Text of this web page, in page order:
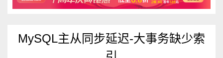
MySQL主从同步延迟-大事务缺少索